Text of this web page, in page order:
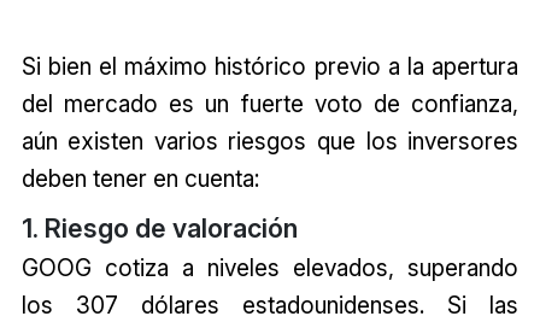
Si bien el máximo histórico previo a la apertura
del mercado es un fuerte voto de confianza,
aún existen varios riesgos que los inversores
deben tener en cuenta:
1. Riesgo de valoración
GOOG cotiza a niveles elevados, superando
los 307 dólares estadounidenses. Si las